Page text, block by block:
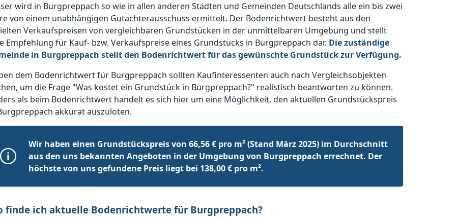
wird in Burgpreppach so wie in allen anderen Städten und Gemeinden Deutschlands alle ein bis zwei
von einem unabhängigen Gutachterausschuss ermittelt. Der Bodenrichtwert besteht aus den
Verkaufspreisen von vergleichbaren Grundstücken in der unmittelbaren Umgebung und stellt
Empfehlung für Kauf- bzw. Verkaufspreise eines Grundstücks in Burgpreppach dar. Die zuständige
in Burgpreppach stellt den Bodenrichtwert für das gewünschte Grundstück zur Verfügung.
dem Bodenrichtwert für Burgpreppach sollten Kaufinteressenten auch nach Vergleichsobjekten
um die Frage "Was kostet ein Grundstück in Burgpreppach?" realistisch beantworten zu können.
als beim Bodenrichtwert handelt es sich hier um eine Möglichkeit, den aktuellen Grundstückspreis
akkurat auszuloten.
Wir haben einen Grundstückspreis von 66,56 € pro m² (Stand März 2025) im Durchschnitt
aus den uns bekannten Angeboten in der Umgebung von Burgpreppach errechnet. Der
höchste von uns gefundene Preis liegt bei 138,00 € pro m².
finde ich aktuelle Bodenrichtwerte für Burgpreppach?